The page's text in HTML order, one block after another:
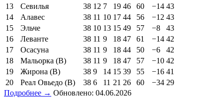
13
Севилья 38 12 7 19 46 60 −14 43
14
Алавес 38 11 10 17 44 56 −12 43
15
Эльче 38 10 13 15 49 57 −8
43
16
Леванте 38 11 9 18 47 61 −14 42
17
Осасуна 38 11 9 18 44 50 −6
42
18
Мальорка (В) 38 11 9 18 47 57 −10 42
19
Жирона (В) 38 9 14 15 39 55 −16 41
20
Реал Овьедо (В) 38 6 11 21 26 60 −34 29
Подробнее → Обновлено: 04.06.2026